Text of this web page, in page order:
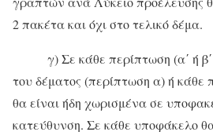
2 πακέτα και όχι στο τελικό δέμα.
γ) Σε κάθε περίπτωση (α΄ ή
του δέματος (περίπτωση α) ή κάθε
θα είναι ήδη χωρισμένα σε
κατεύθυνση. Σε κάθε υποφάκελο